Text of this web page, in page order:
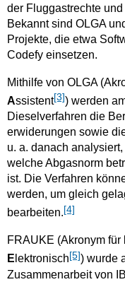
der Fluggastrechte
Bekannt sind OLGA
Projekte, die etwa
Codefy einsetzen.
Mithilfe von OLGA
Assistent[3]) werden
Dieselverfahren die
erwiderungen sowie
u. a. danach
welche Abgasnorm
ist. Die Verfahren
werden, um gleich
bearbeiten.[4]
FRAUKE (Akronym für
E lektronisch[5]) wurde
Zusammenarbeit von